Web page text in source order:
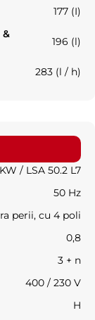
177 (I)
196 (l)
283 (l / h)
/ LSA 50.2 L7
50 Hz
perii, cu 4 poli
0,8
3 + n
400 / 230 V
H